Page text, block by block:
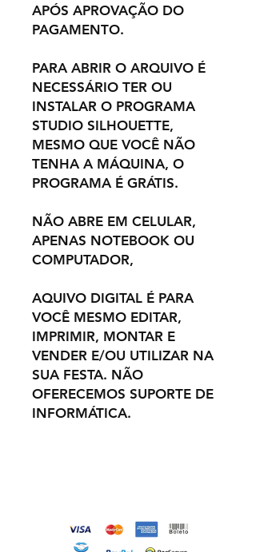
APÓS APROVAÇÃO DO
PAGAMENTO.
PARA ABRIR O ARQUIVO É
NECESSÁRIO TER OU
INSTALAR O PROGRAMA
STUDIO SILHOUETTE,
MESMO QUE VOCÊ NÃO
TENHA A MÁQUINA, O
PROGRAMA É GRÁTIS.
NÃO ABRE EM CELULAR,
APENAS NOTEBOOK OU
COMPUTADOR,
AQUIVO DIGITAL É PARA
VOCÊ MESMO EDITAR,
IMPRIMIR, MONTAR E
VENDER E/OU UTILIZAR NA
SUA FESTA. NÃO
OFERECEMOS SUPORTE DE
INFORMÁTICA.